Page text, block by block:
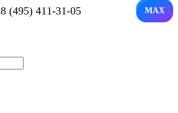
8 (495) 411-31-05 MAX